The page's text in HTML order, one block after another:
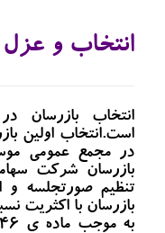
انتخاب و عزل
انتخاب بازرسان
است.انتخاب اولین
در مجمع عمومی
بازرسان شرکت
تنظیم صورتجلسه و
بازرسان با اکثریت